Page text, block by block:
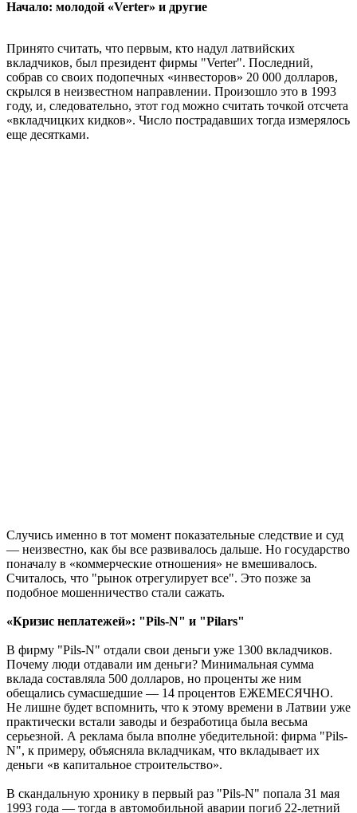
Начало: молодой «Verter» и другие
Принято считать, что первым, кто надул латвийских
вкладчиков, был президент фирмы "Verter". Последний,
собрав со своих подопечных «инвесторов» 20 000 долларов,
скрылся в неизвестном направлении. Произошло это в 1993
году, и, следовательно, этот год можно считать точкой отсчета
«вкладчицких кидков». Число пострадавших тогда измерялось
еще десятками.
Случись именно в тот момент показательные следствие и суд
— неизвестно, как бы все развивалось дальше. Но государство
поначалу в «коммерческие отношения» не вмешивалось.
Считалось, что "рынок отрегулирует все". Это позже за
подобное мошенничество стали сажать.
«Кризис неплатежей»: "Pils-N" и "Pilars"
В фирму "Pils-N" отдали свои деньги уже 1300 вкладчиков.
Почему люди отдавали им деньги? Минимальная сумма
вклада составляла 500 долларов, но проценты же ним
обещались сумасшедшие — 14 процентов ЕЖЕМЕСЯЧНО.
Не лишне будет вспомнить, что к этому времени в Латвии уже
практически встали заводы и безработица была весьма
серьезной. А реклама была вполне убедительной: фирма "Pils-
N", к примеру, объясняла вкладчикам, что вкладывает их
деньги «в капитальное строительство».
В скандальную хронику в первый раз "Pils-N" попала 31 мая
1993 года — тогда в автомобильной аварии погиб 22-летний